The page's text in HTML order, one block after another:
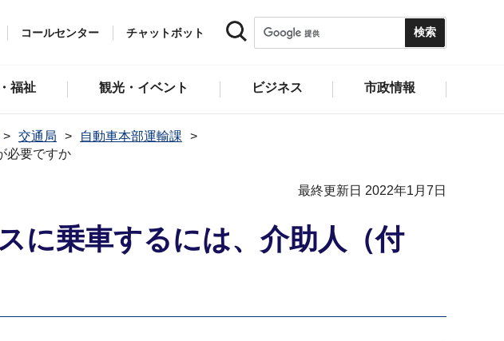
コールセンター チャットボット
福祉 観光・イベント ビジネス 市政情報
交通局
自動車本部運輸課
必要ですか
最終更新日 2022年1月7日
に乗車するには、介助人（付